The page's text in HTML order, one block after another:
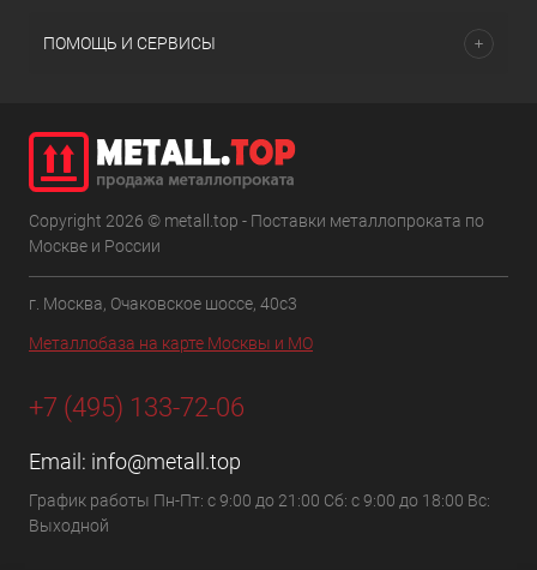
ПОМОЩЬ И СЕРВИСЫ
Copyright 2026 © metall.top - Поставки металлопроката по
Москве и России
г. Москва, Очаковское шоссе, 40с3
Металлобаза на карте Москвы и МО
+7 (495) 133-72-06
Email: info@metall.top
График работы Пн-Пт: с 9:00 до 21:00 Сб: с 9:00 до 18:00 Вс:
Выходной